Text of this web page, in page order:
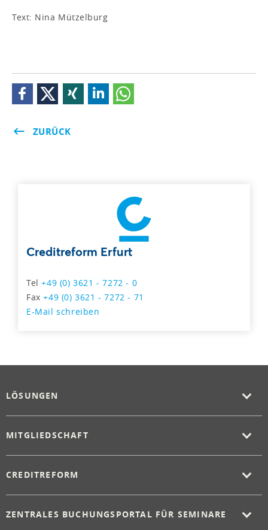
Text: Nina Mützelburg
ZURÜCK
Creditreform Erfurt
Tel+49 (0) 3621 - 7272 - 0
Fax+49 (0) 3621 - 7272 - 71
E-Mail schreiben
LÖSUNGEN
MITGLIEDSCHAFT
CREDITREFORM
ZENTRALES BUCHUNGSPORTAL FÜR SEMINARE